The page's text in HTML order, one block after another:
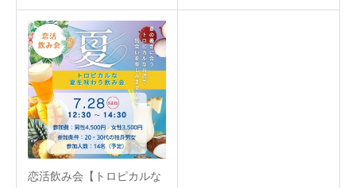
恋活飲み会【トロピカルな